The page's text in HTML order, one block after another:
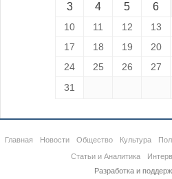
3 4 5 6
10
11 12 13
17
18 19 20
24
25 26 27
31
Главная Новости Общество Культура
Статьи и Аналитика
Разработка и